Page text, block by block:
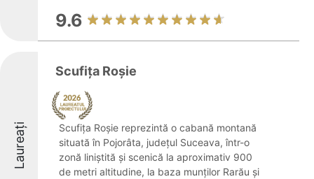
9.6
Laureați
Scufița Roșie
Scufița Roșie reprezintă o cabană montană
situată în Pojorâta, județul Suceava, într-o
zonă liniștită și scenică la aproximativ 900
de metri altitudine, la baza munților Rarău și